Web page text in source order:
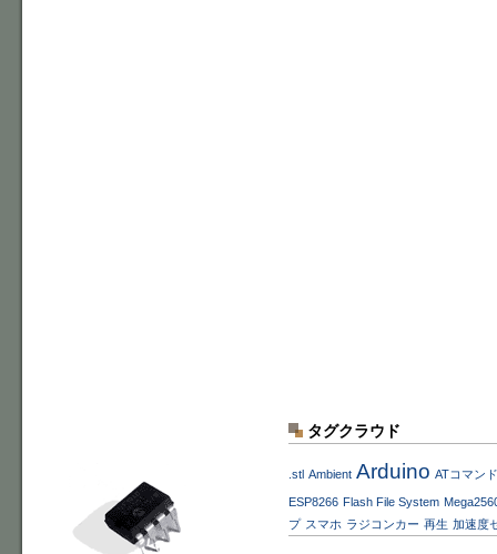
タグクラウド
.stl Ambient Arduino ATコマンド
ESP8266 Flash File System
プ スマホ ラジコンカー 再生 加速度